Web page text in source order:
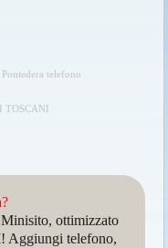
telefono
ottimizzato
telefono,